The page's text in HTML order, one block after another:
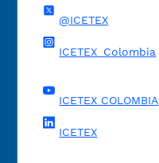
@ICETEX
ICETEX_Colombia
ICETEX COLOMBIA
ICETEX